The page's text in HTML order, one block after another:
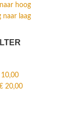
hoog
naar laag
10,00
20,00